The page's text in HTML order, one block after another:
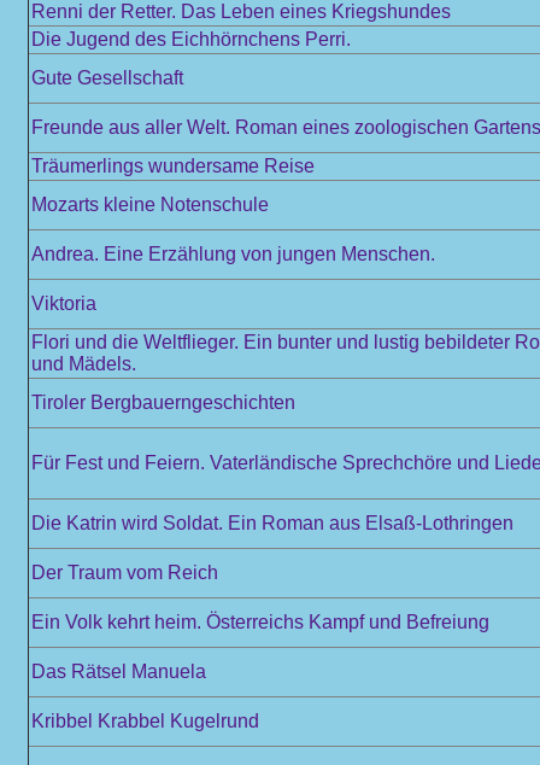
Renni der Retter. Das Leben eines Kriegshundes
Die Jugend des Eichhörnchens Perri.
Gute Gesellschaft
Freunde aus aller Welt. Roman eines zoologischen Gartens
Träumerlings wundersame Reise
Mozarts kleine Notenschule
Andrea. Eine Erzählung von jungen Menschen.
Viktoria
Flori und die Weltflieger. Ein bunter und lustig bebildeter
und Mädels.
Tiroler Bergbauerngeschichten
Für Fest und Feiern. Vaterländische Sprechchöre und
Die Katrin wird Soldat. Ein Roman aus Elsaß-Lothringen
Der Traum vom Reich
Ein Volk kehrt heim. Österreichs Kampf und Befreiung
Das Rätsel Manuela
Kribbel Krabbel Kugelrund